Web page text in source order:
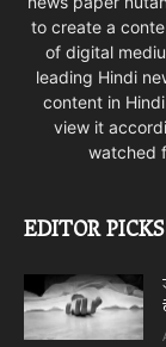
to create a
of digital
leading Hindi
content in
view it
watched
EDITOR PICKS